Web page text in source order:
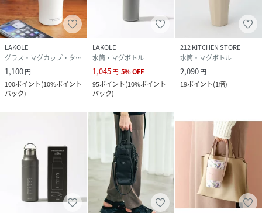
LAKOLE
グラス・マグカップ・タンブラー
1,100円
100ポイント(10%ポイント
バック)
LAKOLE
水筒・マグボトル
1,045円 5%OFF
95ポイント(10%ポイント
バック)
212 KITCHEN STORE
水筒・マグボトル
2,090円
19ポイント(1倍)